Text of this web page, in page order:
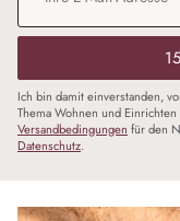
Ich bin damit einverstanden,
Thema Wohnen und
Versandbedingungen für den
Datenschutz.